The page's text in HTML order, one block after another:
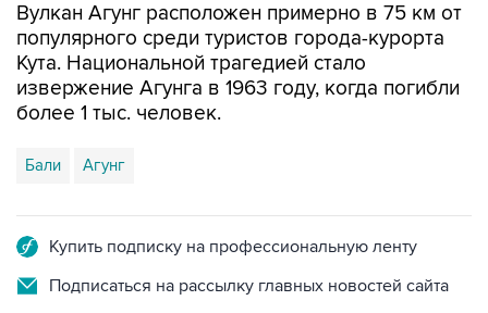
Вулкан Агунг расположен примерно в 75 км от
популярного среди туристов города-курорта
Кута. Национальной трагедией стало
извержение Агунга в 1963 году, когда погибли
более 1 тыс. человек.
Бали Агунг
Купить подписку на профессиональную ленту
Подписаться на рассылку главных новостей сайта